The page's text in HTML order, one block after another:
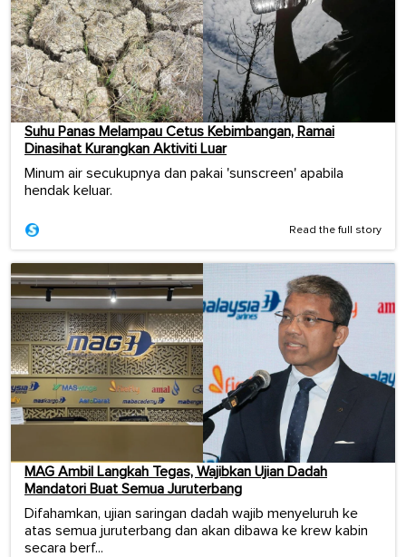
Suhu Panas Melampau Cetus Kebimbangan, Ramai
Dinasihat Kurangkan Aktiviti Luar
Minum air secukupnya dan pakai 'sunscreen' apabila
hendak keluar.
Read the full story
MAG Ambil Langkah Tegas, Wajibkan Ujian Dadah
Mandatori Buat Semua Juruterbang
Difahamkan, ujian saringan dadah wajib menyeluruh ke
atas semua juruterbang dan akan dibawa ke krew kabin
secara berf...